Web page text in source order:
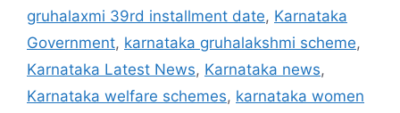
gruhalaxmi 39rd installment date, Karnataka
Government, karnataka gruhalakshmi scheme,
Karnataka Latest News, Karnataka news,
Karnataka welfare schemes, karnataka women